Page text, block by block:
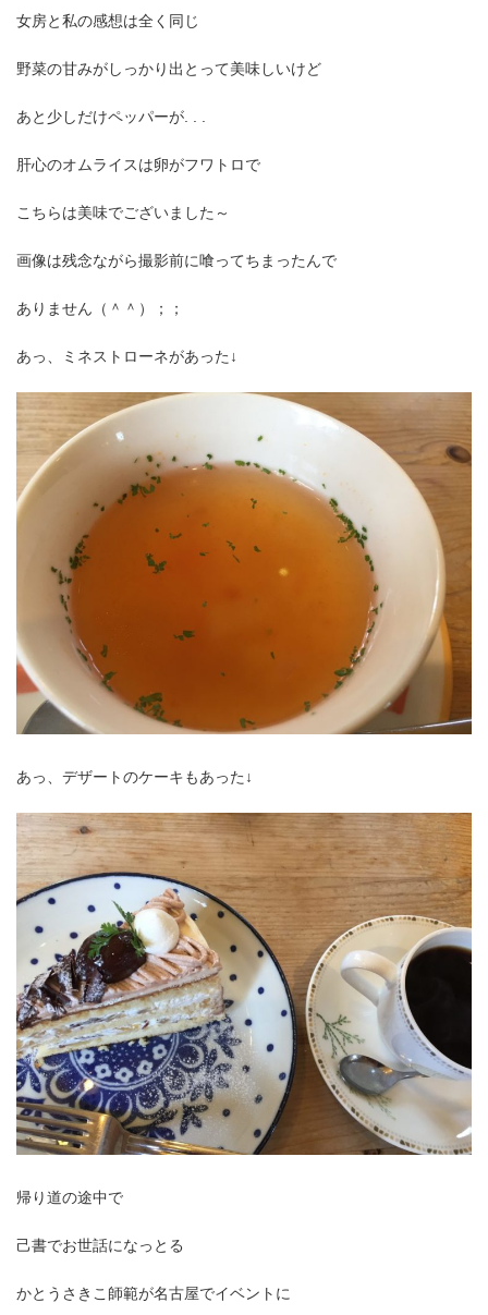
女房と私の感想は全く同じ
野菜の甘みがしっかり出とって美味しいけど
あと少しだけペッパーが. . .
肝心のオムライスは卵がフワトロで
こちらは美味でございました～
画像は残念ながら撮影前に喰ってちまったんで
ありません（＾＾）；；
あっ、ミネストローネがあった↓
あっ、デザートのケーキもあった↓
帰り道の途中で
己書でお世話になっとる
かとうさきこ師範が名古屋でイベントに